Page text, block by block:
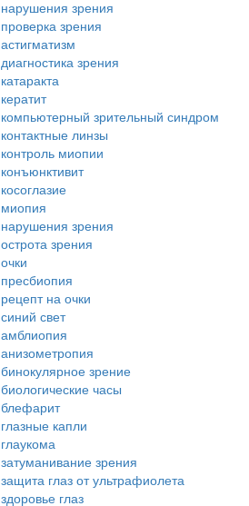
нарушения зрения
проверка зрения
астигматизм
диагностика зрения
катаракта
кератит
компьютерный зрительный синдром
контактные линзы
контроль миопии
конъюнктивит
косоглазие
миопия
нарушения зрения
острота зрения
очки
пресбиопия
рецепт на очки
синий свет
амблиопия
анизометропия
бинокулярное зрение
биологические часы
блефарит
глазные капли
глаукома
затуманивание зрения
защита глаз от ультрафиолета
здоровье глаз